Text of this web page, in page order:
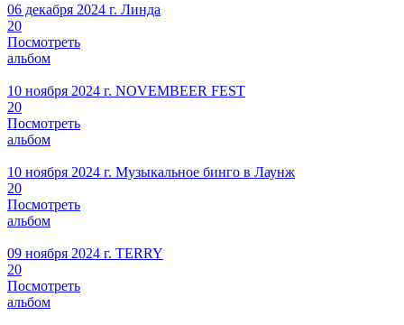
06 декабря 2024 г. Линда
20
Посмотреть
альбом
10 ноября 2024 г. NOVEMBEER FEST
20
Посмотреть
альбом
10 ноября 2024 г. Музыкальное бинго в Лаунж
20
Посмотреть
альбом
09 ноября 2024 г. TERRY
20
Посмотреть
альбом